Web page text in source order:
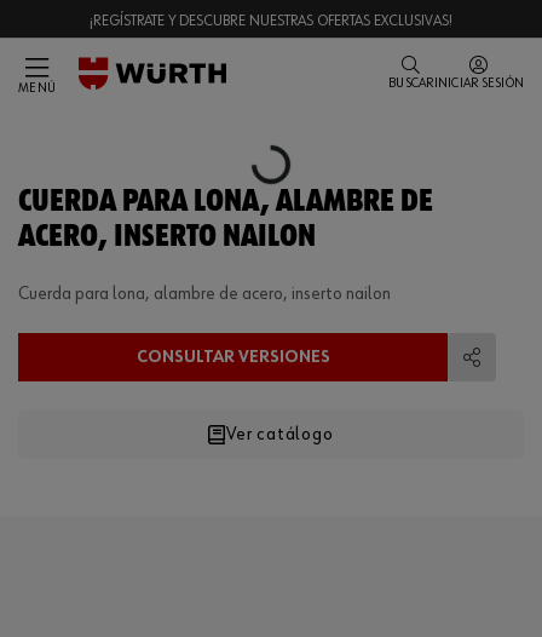
¡REGÍSTRATE Y DESCUBRE NUESTRAS OFERTAS EXCLUSIVAS!
MENÚ BUSCAR INICIAR SESIÓN
Loading...
CUERDA PARA LONA, ALAMBRE DE
ACERO, INSERTO NAILON
Cuerda para lona, alambre de acero, inserto nailon
CONSULTAR VERSIONES
Ver catálogo